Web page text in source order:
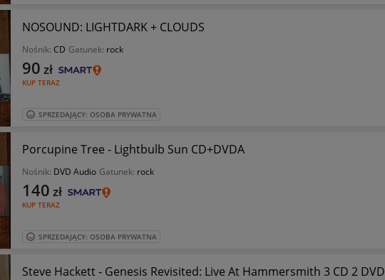
NOSOUND: LIGHTDARK + CLOUDS
Nośnik: CD Gatunek: rock
KUP TERAZ
90 zł
SPRZEDAJĄCY: OSOBA PRYWATNA
Porcupine Tree - Lightbulb Sun CD+DVDA
Nośnik: DVD Audio Gatunek: rock
KUP TERAZ
140 zł
SPRZEDAJĄCY: OSOBA PRYWATNA
Steve Hackett - Genesis Revisited: Live At Hammersmith 3 CD 2 DVD